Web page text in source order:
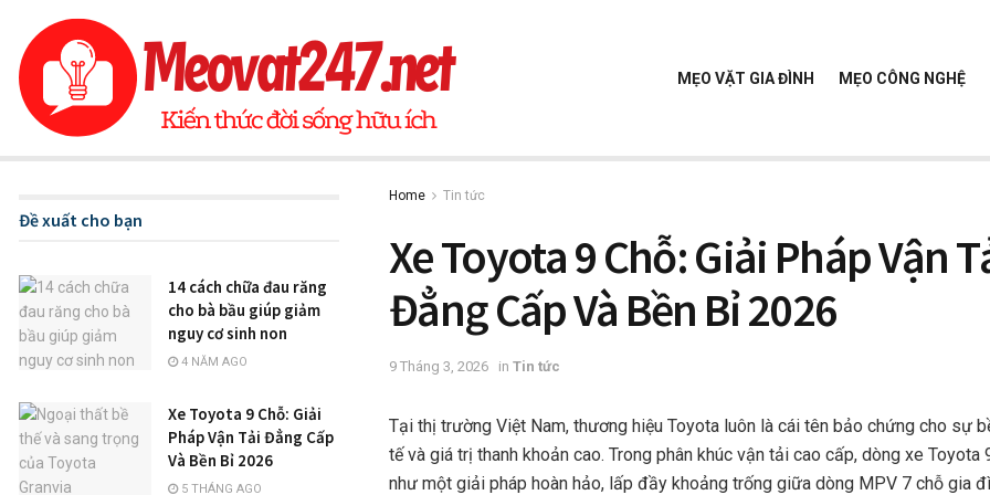
MẸO VẶT GIA ĐÌNH MẸO CÔNG NGHỆ
Home Tin tức
Xe Toyota 9 Chỗ: Giải Pháp Vận
Đẳng Cấp Và Bền Bỉ 2026
9 Tháng 3, 2026 in Tin tức
Tại thị trường Việt Nam, thương hiệu Toyota luôn là cái tên bảo chứng cho sự
tế và giá trị thanh khoản cao. Trong phân khúc vận tải cao cấp, dòng xe Toyota
như một giải pháp hoàn hảo, lấp đầy khoảng trống giữa dòng MPV 7 chỗ gia
Đề xuất cho bạn
14 cách chữa đau răng
cho bà bầu giúp giảm
nguy cơ sinh non
4 NĂM AGO
Xe Toyota 9 Chỗ: Giải
Pháp Vận Tải Đẳng Cấp
Và Bền Bỉ 2026
5 THÁNG AGO